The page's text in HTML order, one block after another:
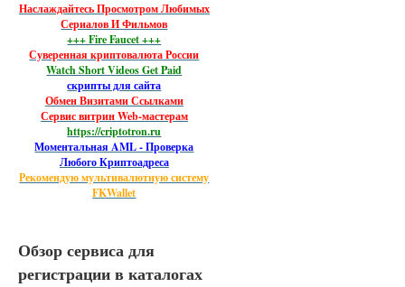
Наслаждайтесь Просмотром Любимых
Сериалов И Фильмов
+++ Fire Faucet +++
Суверенная криптовалюта России
Watch Short Videos Get Paid
скрипты для сайта
Обмен Визитами Ссылками
Сервис витрин Web-мастерам
https://criptotron.ru
Моментальная AML - Проверка
Любого Криптоадреса
Рекомендую мультивалютную систему
FKWallet
Обзор сервиса для
регистрации в каталогах